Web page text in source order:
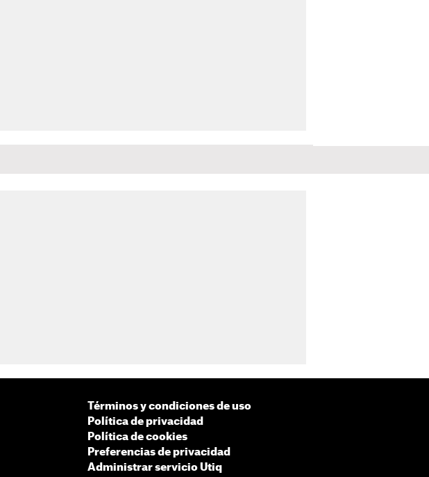
Términos y condiciones de uso
Política de privacidad
Política de cookies
Preferencias de privacidad
Administrar servicio Utiq